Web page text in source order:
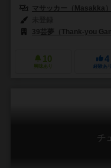
マサッカー（Masakka）
39芸夢（Thank-you
10
興味あり
4
経験あり
チ